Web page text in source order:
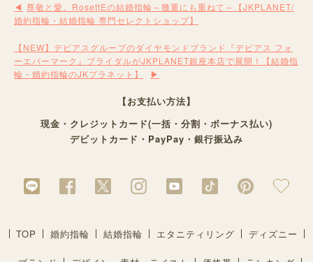
尊敬と愛。RosettEの結婚指輪～幾重にも重ねて～【JKPLANET/
婚約指輪・結婚指輪 専門セレクトショップ】
【NEW】デビアスグループのダイヤモンドブランド『デビアス フォ
ーエバーマーク』ブライダルがJKPLANET銀座本店で展開！【結婚指
輪・婚約指輪のJKプラネット】
【お支払い方法】
現金・クレジットカード(一括・分割・ボーナス払い)
デビットカード・PayPay・銀行振込み
TOP 婚約指輪 結婚指輪 エタニティリング ディズニー